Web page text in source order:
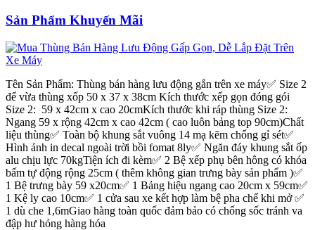
Sản Phẩm Khuyến Mãi
Tên Sản Phẩm: Thùng bán hàng lưu động gắn trên xe máy✅ Size 2
để vừa thùng xốp 50 x 37 x 38cm Kích thước xếp gọn đóng gói
Size 2: 59 x 42cm x cao 20cmKích thước khi ráp thùng Size 2:
Ngang 59 x rộng 42cm x cao 42cm ( cao luôn bảng top 90cm)Chất
liệu thùng✅ Toàn bộ khung sắt vuông 14 mạ kẽm chống gỉ sét✅
Hình ảnh in decal ngoài trời bồi fomat 8ly✅ Ngăn đáy khung sắt ốp
alu chịu lực 70kgTiện ích đi kèm✅ 2 Bệ xếp phụ bên hông có khóa
bấm tự động rộng 25cm ( thêm không gian trưng bày sản phẩm )✅
1 Bệ trưng bày 59 x20cm✅ 1 Bảng hiệu ngang cao 20cm x 59cm✅
1 Kệ ly cao 10cm✅ 1 cửa sau xe kết hợp làm bệ pha chế khi mở ✅
1 dù che 1,6mGiao hàng toàn quốc đảm bảo có chống sốc tránh va
đập hư hỏng hàng hóa